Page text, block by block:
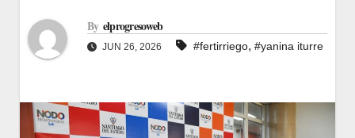
By elprogresoweb
JUN 26, 2026 #fertirriego, #yanina iturre